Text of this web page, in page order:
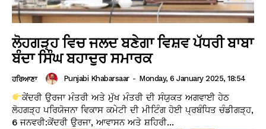
ਲੋਹਗੜ੍ਹ ਵਿਚ ਜਲਦ ਬਣੇਗਾ ਵਿਸ਼ਵ ਪੱਧਰੀ ਬਾਬਾ
ਬੰਦਾ ਸਿੰਘ ਬਹਾਦੁਰ ਸਮਾਰਕ
ਹਰਿਆਣਾ Punjabi Khabarsaar - Monday, 6 January 2025, 18:54
ਕੇਂਦਰੀ ਉਰਜਾ ਮੰਤਰੀ ਅਤੇ ਮੁੱਖ ਮੰਤਰੀ ਦੀ ਸੰਯੁਕਤ ਅਗਵਾਈ ਹੇਠ
ਲੋਹਗੜ੍ਹ ਪਰਿਯੋਜਨਾ ਵਿਕਾਸ ਕਮੇਟੀ ਦੀ ਮੀਟਿੰਗ ਹੋਈ ਪ੍ਰਬੰਧਿਤ ਚੰਡੀਗੜ੍ਹ,
6 ਜਨਵਰੀ:ਕੇਂਦਰੀ ਉਰਜਾ, ਆਵਾਸਨ ਅਤੇ ਸ਼ਹਿਰੀ...